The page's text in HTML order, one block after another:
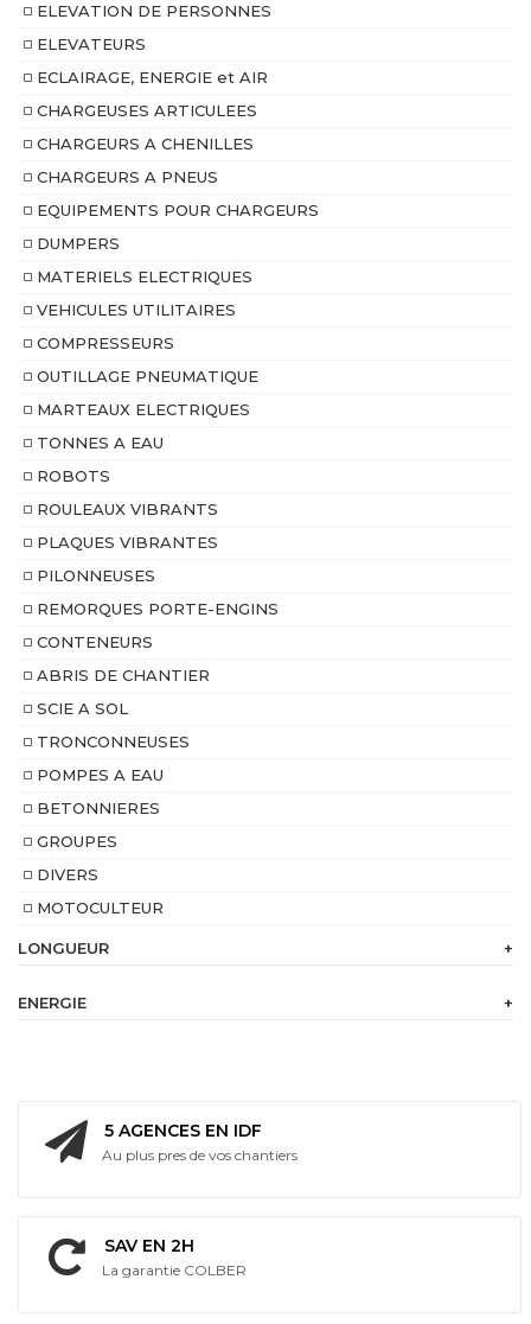
ELEVATION DE PERSONNES
ELEVATEURS
ECLAIRAGE, ENERGIE et AIR
CHARGEUSES ARTICULEES
CHARGEURS A CHENILLES
CHARGEURS A PNEUS
EQUIPEMENTS POUR CHARGEURS
DUMPERS
MATERIELS ELECTRIQUES
VEHICULES UTILITAIRES
COMPRESSEURS
OUTILLAGE PNEUMATIQUE
MARTEAUX ELECTRIQUES
TONNES A EAU
ROBOTS
ROULEAUX VIBRANTS
PLAQUES VIBRANTES
PILONNEUSES
REMORQUES PORTE-ENGINS
CONTENEURS
ABRIS DE CHANTIER
SCIE A SOL
TRONCONNEUSES
POMPES A EAU
BETONNIERES
GROUPES
DIVERS
MOTOCULTEUR
LONGUEUR +
ENERGIE +
intégrée
5 AGENCES EN IDF
Au plus pres de vos chantiers
SAV EN 2H
La garantie COLBER